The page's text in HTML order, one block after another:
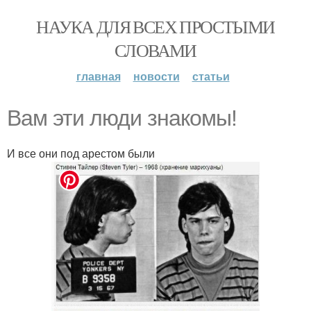
НАУКА ДЛЯ ВСЕХ ПРОСТЫМИ
СЛОВАМИ
главная новости статьи
Вам эти люди знакомы!
И все они под арестом были